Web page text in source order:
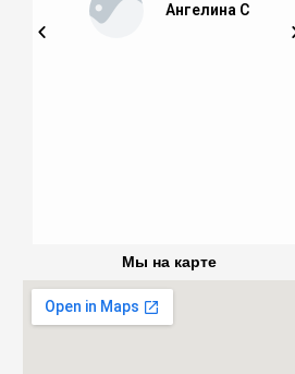
Ангелина С
Мы на карте